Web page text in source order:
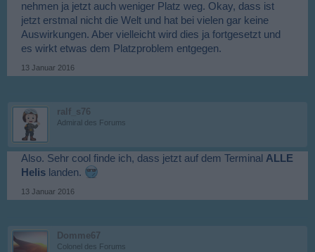
nehmen ja jetzt auch weniger Platz weg. Okay, dass ist
jetzt erstmal nicht die Welt und hat bei vielen gar keine
Auswirkungen. Aber vielleicht wird dies ja fortgesetzt und
es wirkt etwas dem Platzproblem entgegen.
13 Januar 2016
ralf_s76
Admiral des Forums
Also. Sehr cool finde ich, dass jetzt auf dem Terminal ALLE
Helis landen.
13 Januar 2016
Domme67
Colonel des Forums